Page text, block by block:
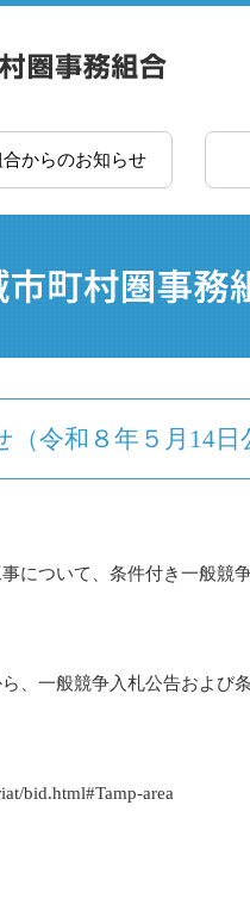
合からのお知らせ
（令和８年５月14日
について、条件付き一般競
、一般競争入札公告およ
bid.html#Tamp-area